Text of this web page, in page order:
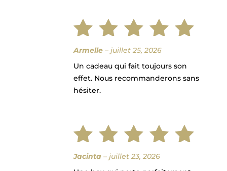
Note5
sur 5
Armelle – juillet 25, 2026
Un cadeau qui fait toujours son
effet. Nous recommanderons sans
hésiter.
Note5
Jacinta – juillet 23, 2026